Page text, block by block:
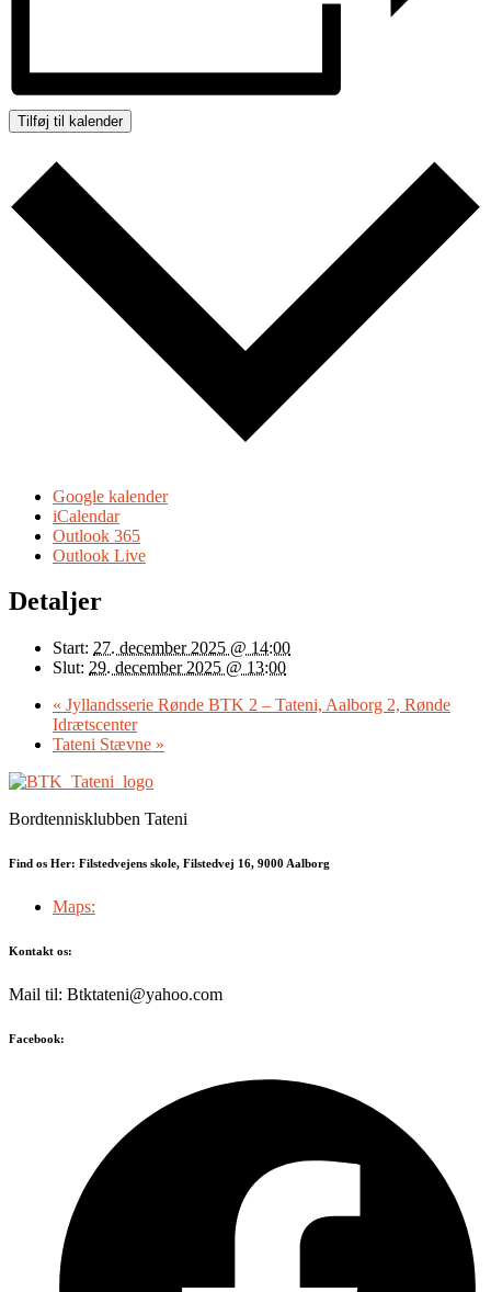
Tilføj til kalender
Google kalender
iCalendar
Outlook 365
Outlook Live
Detaljer
Start: 27. december 2025 @ 14:00
Slut: 29. december 2025 @ 13:00
« Jyllandsserie Rønde BTK 2 – Tateni, Aalborg 2, Rønde
Idrætscenter
Tateni Stævne »
Bordtennisklubben Tateni
Find os Her: Filstedvejens skole, Filstedvej 16, 9000 Aalborg
Maps:
Kontakt os:
Mail til: Btktateni@yahoo.com
Facebook: